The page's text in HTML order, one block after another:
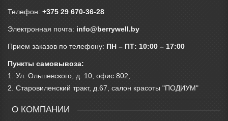
Телефон: +375 29 670-36-28
Электронная почта: info@berrywell.by
Прием заказов по телефону: ПН – ПТ: 10:00 – 17:00
Пункты самовывоза:
1. Ул. Ольшевского, д. 10, офис 802;
2. Старовиленский тракт, д.67, салон красоты "ПОДИУМ"
О КОМПАНИИ